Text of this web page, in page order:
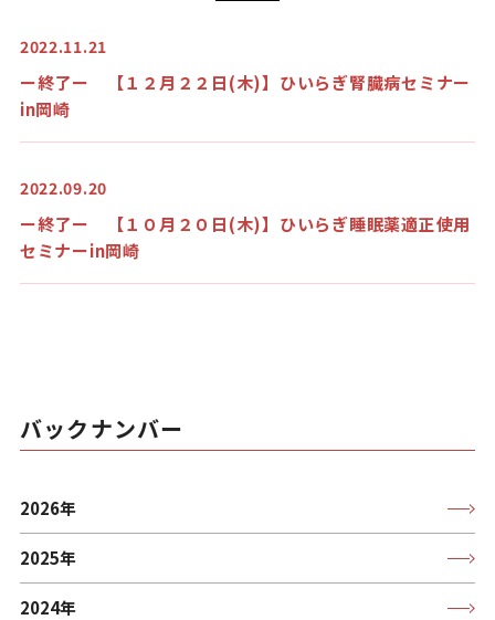
2022.11.21
ー終了ー 【１２月２２日(木)】ひいらぎ腎臓病セミナー
in岡崎
2022.09.20
ー終了ー 【１０月２０日(木)】ひいらぎ睡眠薬適正使用
セミナーin岡崎
バックナンバー
2026年
2025年
2024年